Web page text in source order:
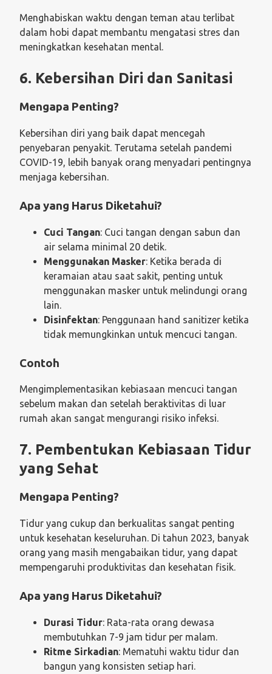
Menghabiskan waktu dengan teman atau terlibat
dalam hobi dapat membantu mengatasi stres dan
meningkatkan kesehatan mental.
6. Kebersihan Diri dan Sanitasi
Mengapa Penting?
Kebersihan diri yang baik dapat mencegah
penyebaran penyakit. Terutama setelah pandemi
COVID-19, lebih banyak orang menyadari pentingnya
menjaga kebersihan.
Apa yang Harus Diketahui?
Cuci Tangan: Cuci tangan dengan sabun dan
air selama minimal 20 detik.
Menggunakan Masker: Ketika berada di
keramaian atau saat sakit, penting untuk
menggunakan masker untuk melindungi orang
lain.
Disinfektan: Penggunaan hand sanitizer ketika
tidak memungkinkan untuk mencuci tangan.
Contoh
Mengimplementasikan kebiasaan mencuci tangan
sebelum makan dan setelah beraktivitas di luar
rumah akan sangat mengurangi risiko infeksi.
7. Pembentukan Kebiasaan Tidur
yang Sehat
Mengapa Penting?
Tidur yang cukup dan berkualitas sangat penting
untuk kesehatan keseluruhan. Di tahun 2023, banyak
orang yang masih mengabaikan tidur, yang dapat
mempengaruhi produktivitas dan kesehatan fisik.
Apa yang Harus Diketahui?
Durasi Tidur: Rata-rata orang dewasa
membutuhkan 7-9 jam tidur per malam.
Ritme Sirkadian: Mematuhi waktu tidur dan
bangun yang konsisten setiap hari.